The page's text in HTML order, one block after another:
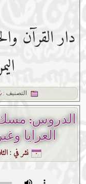
دار القرآن
التصنيف :
الدروس: مسك
العرايا
نشر في :الثلاثاء 8